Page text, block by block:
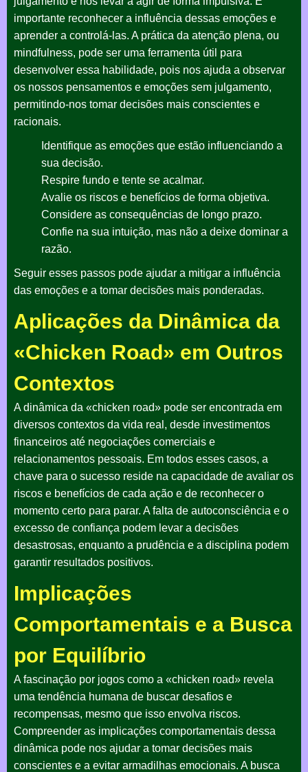
importante reconhecer a influência dessas emoções e
aprender a controlá-las. A prática da atenção plena, ou
mindfulness, pode ser uma ferramenta útil para
desenvolver essa habilidade, pois nos ajuda a observar
os nossos pensamentos e emoções sem julgamento,
permitindo-nos tomar decisões mais conscientes e
racionais.
Identifique as emoções que estão influenciando a
sua decisão.
Respire fundo e tente se acalmar.
Avalie os riscos e benefícios de forma objetiva.
Considere as consequências de longo prazo.
Confie na sua intuição, mas não a deixe dominar a
razão.
Seguir esses passos pode ajudar a mitigar a influência
das emoções e a tomar decisões mais ponderadas.
Aplicações da Dinâmica da
«Chicken Road» em Outros
Contextos
A dinâmica da «chicken road» pode ser encontrada em
diversos contextos da vida real, desde investimentos
financeiros até negociações comerciais e
relacionamentos pessoais. Em todos esses casos, a
chave para o sucesso reside na capacidade de avaliar os
riscos e benefícios de cada ação e de reconhecer o
momento certo para parar. A falta de autoconsciência e o
excesso de confiança podem levar a decisões
desastrosas, enquanto a prudência e a disciplina podem
garantir resultados positivos.
Implicações
Comportamentais e a Busca
por Equilíbrio
A fascinação por jogos como a «chicken road» revela
uma tendência humana de buscar desafios e
recompensas, mesmo que isso envolva riscos.
Compreender as implicações comportamentais dessa
dinâmica pode nos ajudar a tomar decisões mais
conscientes e a evitar armadilhas emocionais. A busca